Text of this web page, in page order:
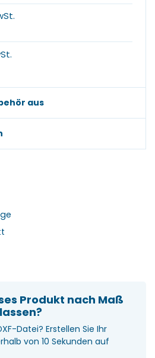
aus
Produkt nach Maß
Datei? Erstellen Sie Ihr
von 10 Sekunden auf